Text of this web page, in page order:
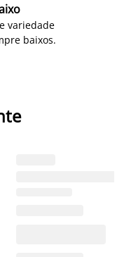
variedade
baixos.